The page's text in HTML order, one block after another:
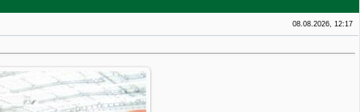
08.08.2026, 12:17